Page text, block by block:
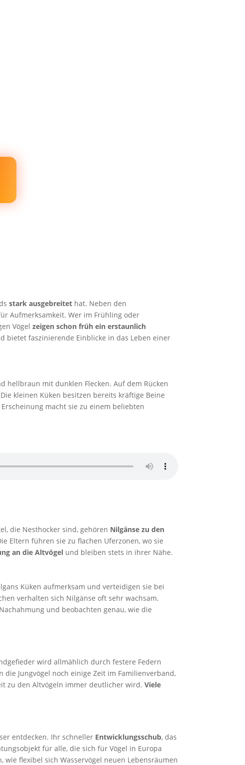
stark ausgebreitet hat. Neben den
Aufmerksamkeit. Wer im Frühling oder
Vögel zeigen schon früh ein erstaunlich
bietet faszinierende Einblicke in das Leben einer
hellbraun mit dunklen Flecken. Auf dem Rücken
kleinen Küken besitzen bereits kräftige Beine
macht sie zu einem beliebten
die Nesthocker sind, gehören Nilgänse zu den
Eltern führen sie zu flachen Uferzonen, wo sie
an die Altvögel und bleiben stets in ihrer Nähe.
Küken aufmerksam und verteidigen sie bei
verhalten sich Nilgänse oft sehr wachsam.
und beobachten genau, wie die
wird allmählich durch festere Federn
Jungvögel noch einige Zeit im Familienverband,
zu den Altvögeln immer deutlicher wird.Viele
entdecken. Ihr schneller Entwicklungsschub, das
für alle, die sich für Vögel in Europa
flexibel sich Wasservögel neuen Lebensräumen